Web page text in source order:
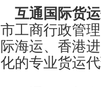
互通国际货
市工商行政管
际海运、香港
化的专业货运